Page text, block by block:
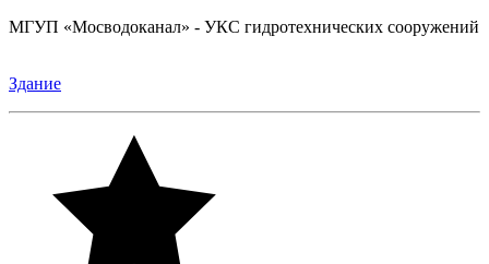
МГУП «Мосводоканал» - УКС гидротехнических сооружений
Здание